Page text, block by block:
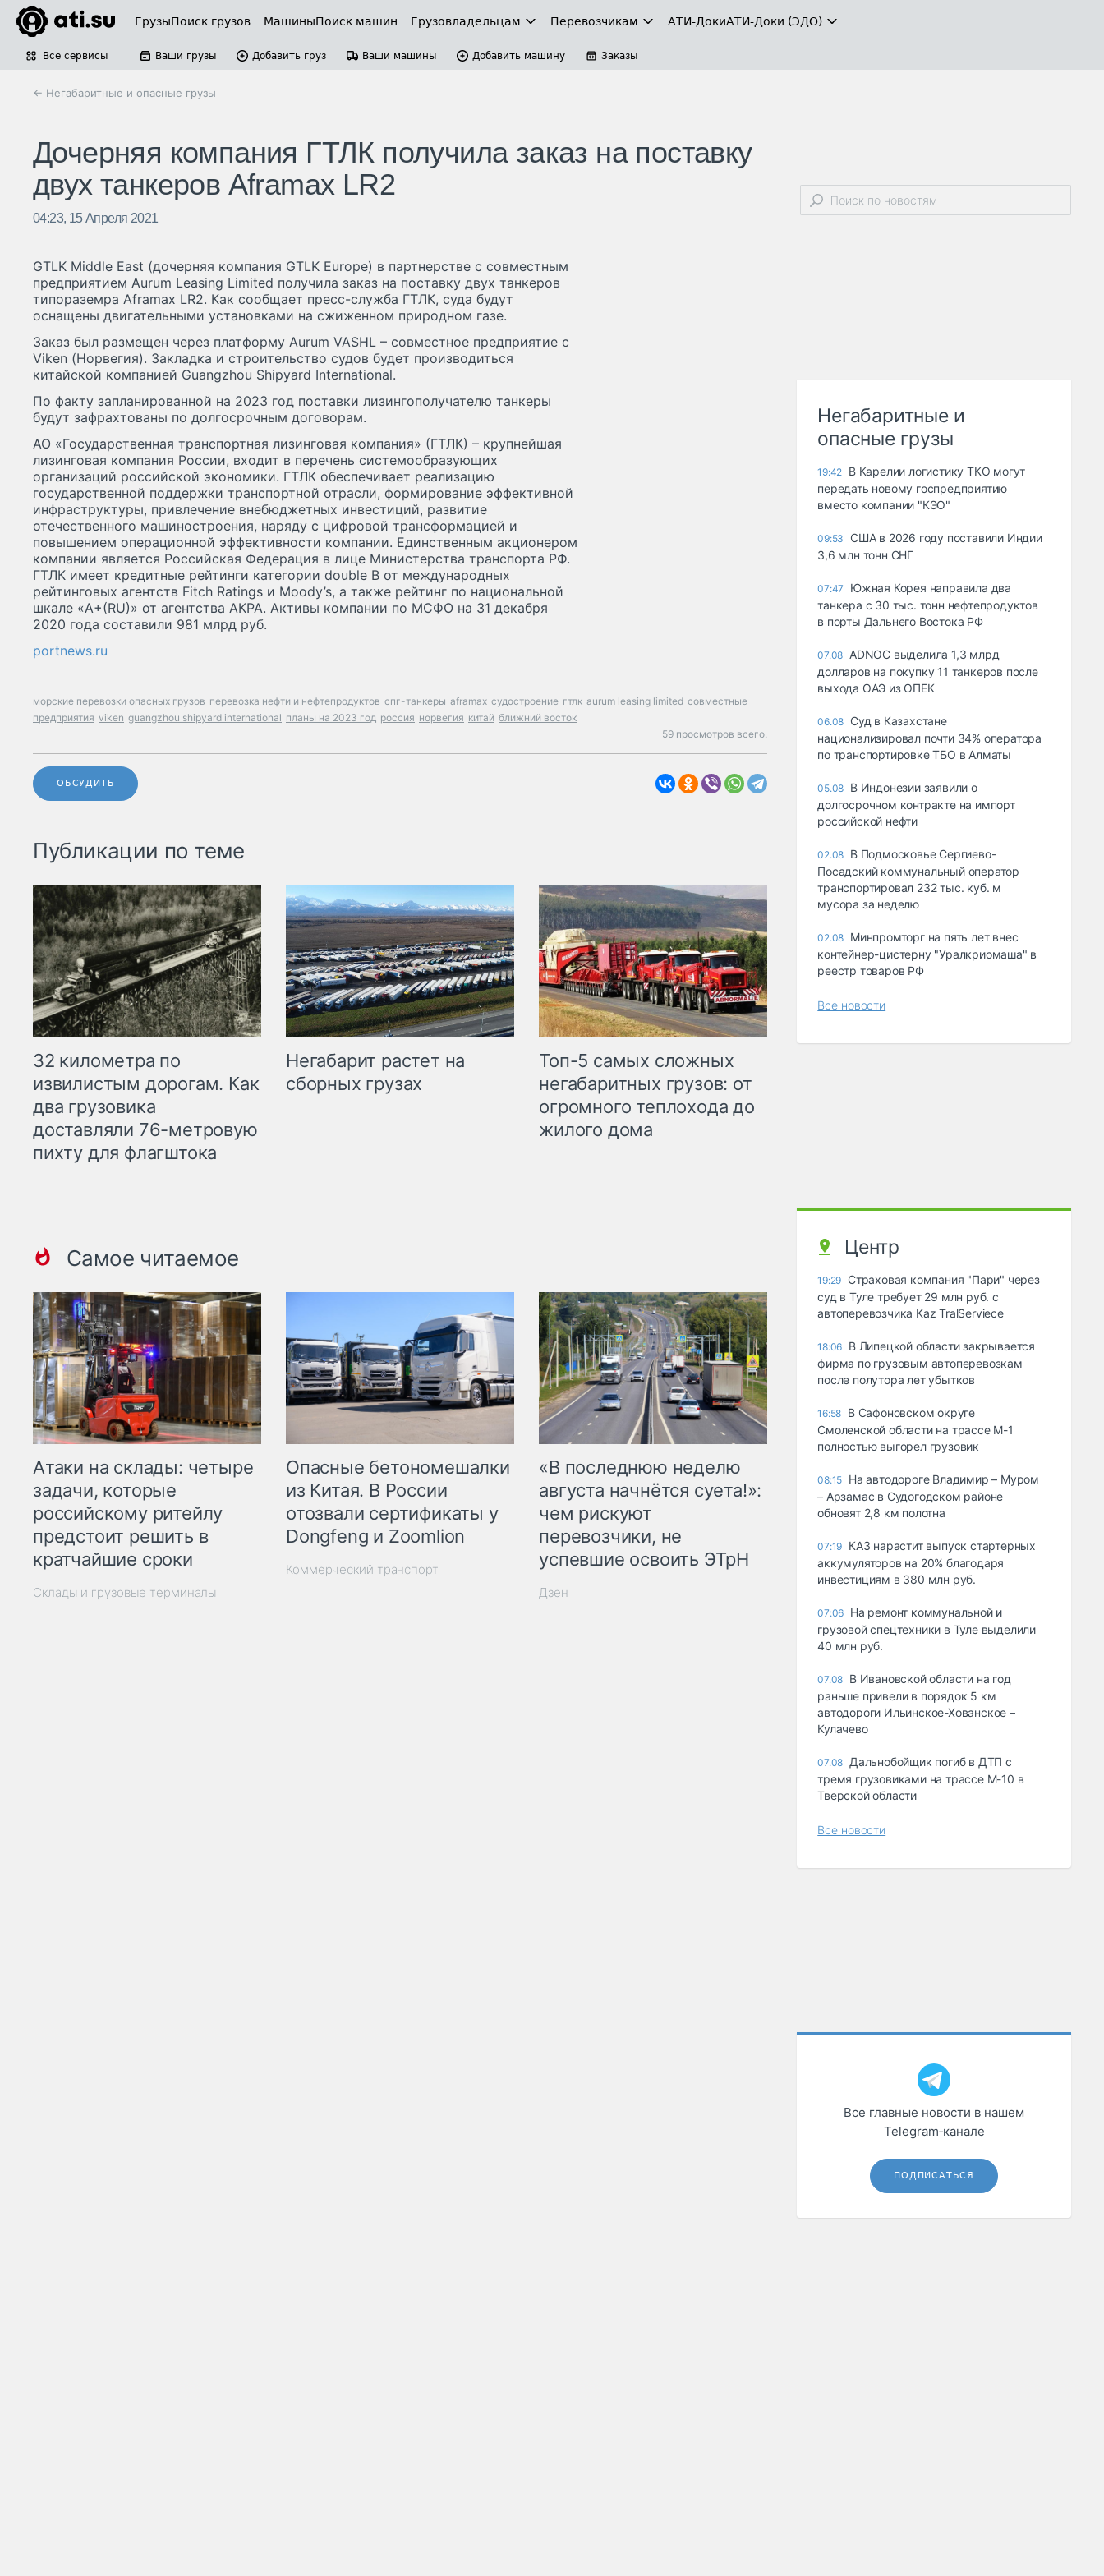
ГрузыПоиск грузов МашиныПоиск машин Грузовладельцам Перевозчикам АТИ-ДокиАТИ-Доки (ЭДО)
Все сервисы Ваши грузы Добавить груз Ваши машины Добавить машину Заказы
← Негабаритные и опасные грузы
Дочерняя компания ГТЛК получила заказ на поставку
двух танкеров Aframax LR2
04:23, 15 Апреля 2021
GTLK Middle East (дочерняя компания GTLK Europe) в партнерстве с совместным
предприятием Aurum Leasing Limited получила заказ на поставку двух танкеров
типораземра Aframax LR2. Как сообщает пресс-служба ГТЛК, суда будут
оснащены двигательными установками на сжиженном природном газе.
Заказ был размещен через платформу Aurum VASHL – совместное предприятие с
Viken (Норвегия). Закладка и строительство судов будет производиться
китайской компанией Guangzhou Shipyard International.
По факту запланированной на 2023 год поставки лизингополучателю танкеры
будут зафрахтованы по долгосрочным договорам.
АО «Государственная транспортная лизинговая компания» (ГТЛК) – крупнейшая
лизинговая компания России, входит в перечень системообразующих
организаций российской экономики. ГТЛК обеспечивает реализацию
государственной поддержки транспортной отрасли, формирование эффективной
инфраструктуры, привлечение внебюджетных инвестиций, развитие
отечественного машиностроения, наряду с цифровой трансформацией и
повышением операционной эффективности компании. Единственным акционером
компании является Российская Федерация в лице Министерства транспорта РФ.
ГТЛК имеет кредитные рейтинги категории double B от международных
рейтинговых агентств Fitch Ratings и Moody’s, а также рейтинг по национальной
шкале «A+(RU)» от агентства АКРА. Активы компании по МСФО на 31 декабря
2020 года составили 981 млрд руб.
portnews.ru
морские перевозки опасных грузов перевозка нефти и нефтепродуктов спг-танкеры aframax судостроение гтлк aurum leasing limited совместные
предприятия viken guangzhou shipyard international планы на 2023 год россия норвегия китай ближний восток
59 просмотров всего.
ОБСУДИТЬ
Публикации по теме
32 километра по
извилистым дорогам. Как
два грузовика
доставляли 76-метровую
пихту для флагштока
Негабарит растет на
сборных грузах
Топ-5 самых сложных
негабаритных грузов: от
огромного теплохода до
жилого дома
Самое читаемое
Атаки на склады: четыре
задачи, которые
российскому ритейлу
предстоит решить в
кратчайшие сроки
Склады и грузовые терминалы
Опасные бетономешалки
из Китая. В России
отозвали сертификаты у
Dongfeng и Zoomlion
Коммерческий транспорт
«В последнюю неделю
августа начнётся суета!»:
чем рискуют
перевозчики, не
успевшие освоить ЭТрН
Дзен
Негабаритные и
опасные грузы
19:42 В Карелии логистику ТКО могут
передать новому госпредприятию
вместо компании "КЭО"
09:53
США в 2026 году поставили Индии
3,6 млн тонн СНГ
07:47
Южная Корея направила два
танкера с 30 тыс. тонн нефтепродуктов
в порты Дальнего Востока РФ
07.08 ADNOC выделила 1,3 млрд
долларов на покупку 11 танкеров после
выхода ОАЭ из ОПЕК
06.08 Суд в Казахстане
национализировал почти 34% оператора
по транспортировке ТБО в Алматы
05.08 В Индонезии заявили о
долгосрочном контракте на импорт
российской нефти
02.08 В Подмосковье Сергиево-
Посадский коммунальный оператор
транспортировал 232 тыс. куб. м
мусора за неделю
02.08 Минпромторг на пять лет внес
контейнер-цистерну "Уралкриомаша" в
реестр товаров РФ
Все новости
Центр
19:29 Страховая компания "Пари" через
суд в Туле требует 29 млн руб. с
автоперевозчика Kaz TralServiece
18:06 В Липецкой области закрывается
фирма по грузовым автоперевозкам
после полутора лет убытков
16:58 В Сафоновском округе
Смоленской области на трассе М-1
полностью выгорел грузовик
08:15 На автодороге Владимир – Муром
– Арзамас в Судогодском районе
обновят 2,8 км полотна
07:19 КАЗ нарастит выпуск стартерных
аккумуляторов на 20% благодаря
инвестициям в 380 млн руб.
07:06 На ремонт коммунальной и
грузовой спецтехники в Туле выделили
40 млн руб.
07.08 В Ивановской области на год
раньше привели в порядок 5 км
автодороги Ильинское-Хованское –
Кулачево
07.08 Дальнобойщик погиб в ДТП с
тремя грузовиками на трассе М-10 в
Тверской области
Все новости
Все главные новости в нашем
Telegram‑канале
ПОДПИСАТЬСЯ